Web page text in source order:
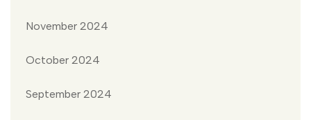
November 2024
October 2024
September 2024